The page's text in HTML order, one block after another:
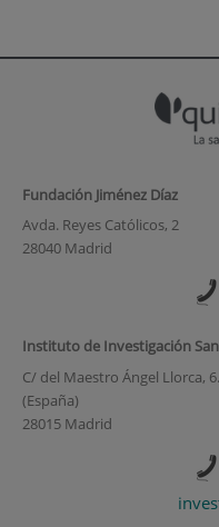
Fundación Jiménez Díaz
Avda. Reyes Católicos, 2
28040 Madrid
Instituto de Investigación
C/ del Maestro Ángel Llorca,
(España)
28015 Madrid